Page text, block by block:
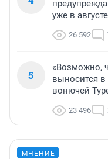
уже в августе
26 592
5
«Возможно,
выносится
вонючей
23 496
МНЕНИЕ